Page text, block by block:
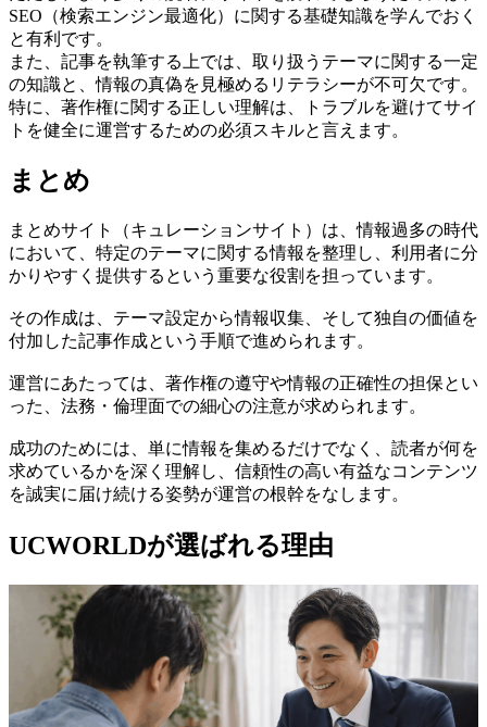
SEO（検索エンジン最適化）に関する基礎知識を学んでおく
と有利です。
また、記事を執筆する上では、取り扱うテーマに関する一定
の知識と、情報の真偽を見極めるリテラシーが不可欠です。
特に、著作権に関する正しい理解は、トラブルを避けてサイ
トを健全に運営するための必須スキルと言えます。
まとめ
まとめサイト（キュレーションサイト）は、情報過多の時代
において、特定のテーマに関する情報を整理し、利用者に分
かりやすく提供するという重要な役割を担っています。
その作成は、テーマ設定から情報収集、そして独自の価値を
付加した記事作成という手順で進められます。
運営にあたっては、著作権の遵守や情報の正確性の担保とい
った、法務・倫理面での細心の注意が求められます。
成功のためには、単に情報を集めるだけでなく、読者が何を
求めているかを深く理解し、信頼性の高い有益なコンテンツ
を誠実に届け続ける姿勢が運営の根幹をなします。
UCWORLDが選ばれる理由